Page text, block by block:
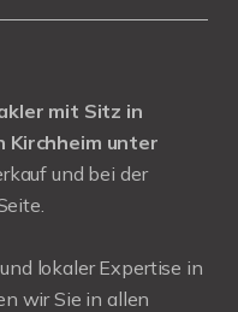
mit Sitz in
Kirchheim unter
und bei der
lokaler Expertise in
wir Sie in allen